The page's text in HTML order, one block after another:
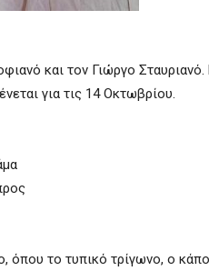
και τον Γιώργο
για τις 14 Οκτωβρίου.
όπου το τυπικό τρίγωνο, ο